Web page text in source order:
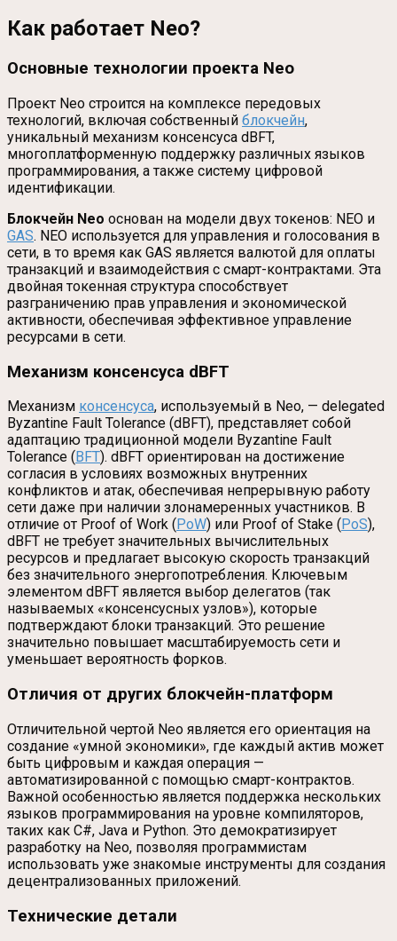
Как работает Neo?
Основные технологии проекта Neo
Проект Neo строится на комплексе передовых
технологий, включая собственный блокчейн,
уникальный механизм консенсуса dBFT,
многоплатформенную поддержку различных языков
программирования, а также систему цифровой
идентификации.
Блокчейн Neo основан на модели двух токенов: NEO и
GAS. NEO используется для управления и голосования в
сети, в то время как GAS является валютой для оплаты
транзакций и взаимодействия с смарт-контрактами. Эта
двойная токенная структура способствует
разграничению прав управления и экономической
активности, обеспечивая эффективное управление
ресурсами в сети.
Механизм консенсуса dBFT
Механизм консенсуса, используемый в Neo, — delegated
Byzantine Fault Tolerance (dBFT), представляет собой
адаптацию традиционной модели Byzantine Fault
Tolerance ( BFT). dBFT ориентирован на достижение
согласия в условиях возможных внутренних
конфликтов и атак, обеспечивая непрерывную работу
сети даже при наличии злонамеренных участников. В
отличие от Proof of Work ( PoW) или Proof of Stake ( PoS),
dBFT не требует значительных вычислительных
ресурсов и предлагает высокую скорость транзакций
без значительного энергопотребления. Ключевым
элементом dBFT является выбор делегатов (так
называемых «консенсусных узлов»), которые
подтверждают блоки транзакций. Это решение
значительно повышает масштабируемость сети и
уменьшает вероятность форков.
Отличия от других блокчейн-платформ
Отличительной чертой Neo является его ориентация на
создание «умной экономики», где каждый актив может
быть цифровым и каждая операция —
автоматизированной с помощью смарт-контрактов.
Важной особенностью является поддержка нескольких
языков программирования на уровне компиляторов,
таких как C#, Java и Python. Это демократизирует
разработку на Neo, позволяя программистам
использовать уже знакомые инструменты для создания
децентрализованных приложений.
Технические детали